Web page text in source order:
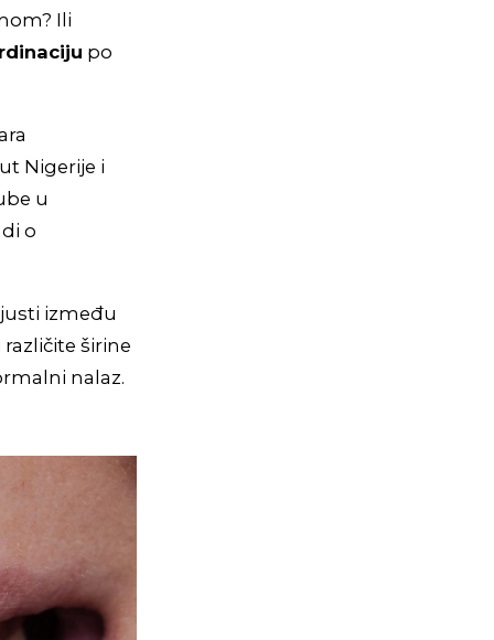
Ili
po
Nigerije i
u
o
između
širine
nalaz.